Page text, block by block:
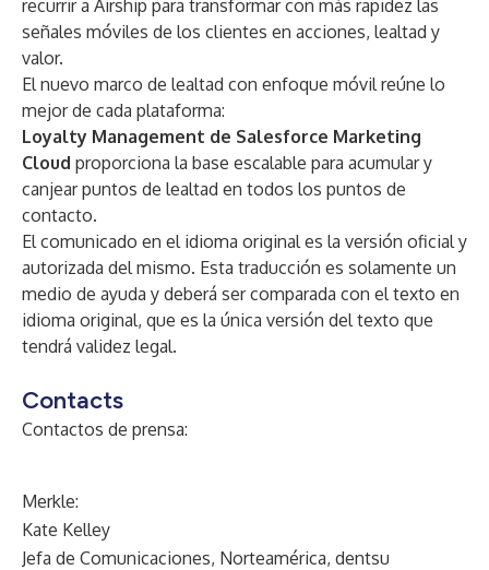
recurrir a Airship para transformar con más rapidez las
señales móviles de los clientes en acciones, lealtad y
valor.
El nuevo marco de lealtad con enfoque móvil reúne lo
mejor de cada plataforma:
Loyalty Management de Salesforce Marketing
Cloud proporciona la base escalable para acumular y
canjear puntos de lealtad en todos los puntos de
contacto.
El comunicado en el idioma original es la versión oficial y
autorizada del mismo. Esta traducción es solamente un
medio de ayuda y deberá ser comparada con el texto en
idioma original, que es la única versión del texto que
tendrá validez legal.
Contacts
Contactos de prensa:
Merkle:
Kate Kelley
Jefa de Comunicaciones, Norteamérica, dentsu